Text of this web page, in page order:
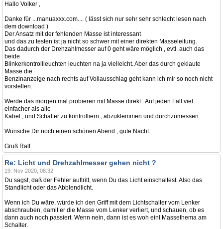
Hallo Volker ,
Danke für ...manuaxxx.com.... ( lässt sich nur sehr sehr schlecht lesen nach
dem download )
Der Ansatz mit der fehlenden Masse ist interessant
und das zu testen ist ja nicht so schwer mit einer direkten Masseleitung.
Das dadurch der Drehzahlmesser auf 0 geht wäre möglich , evtl. auch das
beide
Blinkerkontrollleuchten leuchten na ja vielleicht. Aber das durch geklaute
Masse die
Benzinanzeige nach rechts auf Vollausschlag geht kann ich mir so noch nicht
vorstellen.
Werde das morgen mal probieren mit Masse direkt . Auf jeden Fall viel
einfacher als alle
Kabel , und Schalter zu kontrolliern , abzuklemmen und durchzumessen.
Wünsche Dir noch einen schönen Abend , gute Nacht.
Gruß Ralf
Re: Licht und Drehzahlmesser gehen nicht ?
19. Nov 2020, 08:32
Du sagst, daß der Fehler auftritt, wenn Du das Licht einschaltest. Also das
Standlicht oder das Abblendlicht.
Wenn ich Du wäre, würde ich den Griff mit dem Lichtschalter vom Lenker
abschrauben, damit er die Masse vom Lenker verliert, und schauen, ob es
dann auch noch passiert. Wenn nein, dann ist es woh einl Massethema am
Schalter.